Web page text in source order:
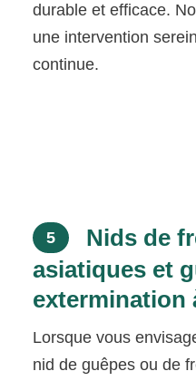
durable et efficace.
une intervention
continue.
5
Nids de
asiatiques et
extermination
Lorsque vous
nid de guêpes ou de